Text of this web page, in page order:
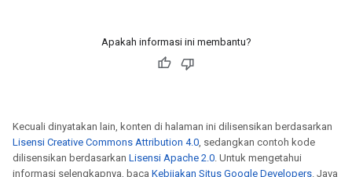
Apakah informasi ini membantu?
Kecuali dinyatakan lain, konten di halaman ini dilisensikan berdasarkan
Lisensi Creative Commons Attribution 4.0, sedangkan contoh kode
dilisensikan berdasarkan Lisensi Apache 2.0. Untuk mengetahui
informasi selengkapnya, baca Kebijakan Situs Google Developers. Java